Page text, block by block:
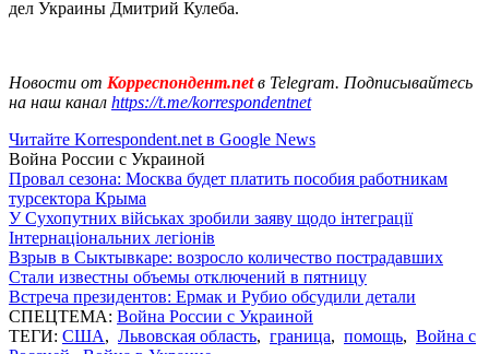
дел Украины Дмитрий Кулеба.
Новости от Корреспондент.netв Telegram. Подписывайтесь
на наш канал https://t.me/korrespondentnet
Читайте Korrespondent.net в Google News
Война России с Украиной
Провал сезона: Москва будет платить пособия работникам
турсектора Крыма
У Сухопутних військах зробили заяву щодо інтеграції
Інтернаціональних легіонів
Взрыв в Сыктывкаре: возросло количество пострадавших
Стали известны объемы отключений в пятницу
Встреча президентов: Ермак и Рубио обсудили детали
СПЕЦТЕМА: Война России с Украиной
ТЕГИ: США, Львовская область, граница, помощь, Война с